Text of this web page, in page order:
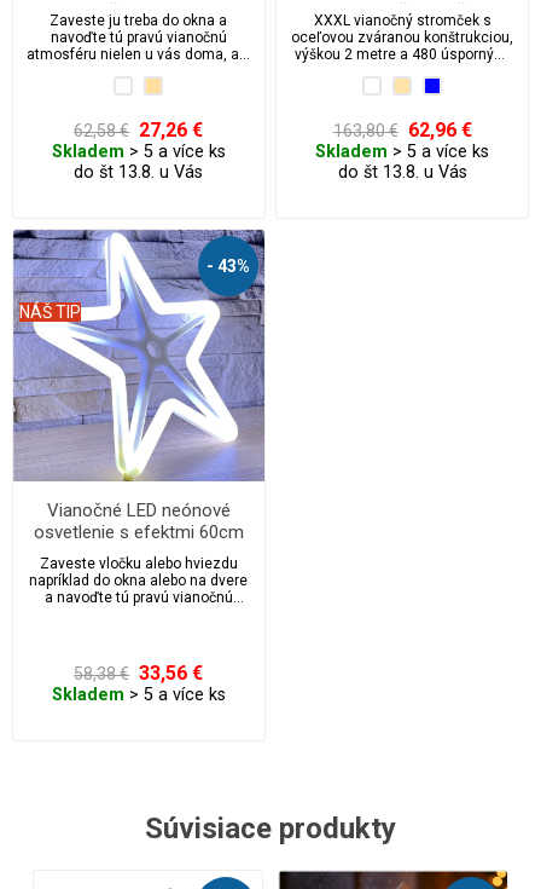
vločka 43 cm
Zaveste ju treba do okna a
navoďte tú pravú vianočnú
atmosféru nielen u vás doma, ale
62,58 € 27,26 €
Skladem > 5 a více ks
do št 13.8. u Vás
efektom a časovačom
XXXL vianočný stromček s
oceľovou zváranou konštrukciou,
výškou 2 metre a 480 úspornými
tento stromček po prvej
„fukajnici“ rozhodne nebudete
hľadať u susedov. Vďaka krytiu
IP44, 5m prívodnému káblu a
163,80 € 62,96 €
Skladem > 5 a více ks
do št 13.8. u Vás
- 43%
NÁŠ TIP
Vianočné LED neónové
osvetlenie s efektmi 60cm
Zaveste vločku alebo hviezdu
napríklad do okna alebo na dvere
a navoďte tú pravú vianočnú
58,38 € 33,56 €
Skladem > 5 a více ks
Súvisiace produkty